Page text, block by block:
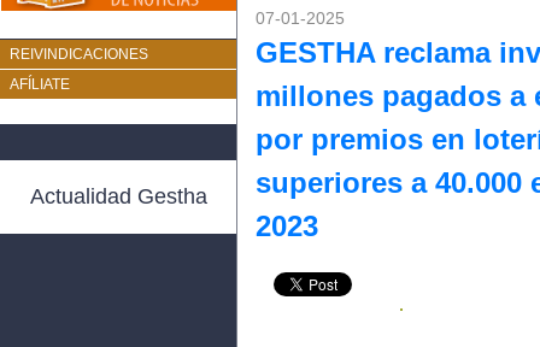
REIVINDICACIONES
AFÍLIATE
Actualidad Gestha
07-01-2025
GESTHA reclama
millones pagados a
por premios en
superiores a 40.000
2023